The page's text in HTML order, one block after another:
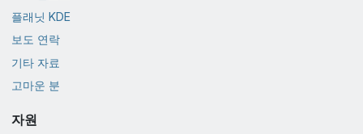
플래닛 KDE
보도 연락
기타 자료
고마운 분
자원